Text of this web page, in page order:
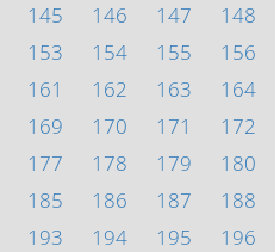
145 146 147
148
153 154 155
156
161 162 163
164
169 170 171
172
177 178 179
180
185 186 187
188
193 194 195
196